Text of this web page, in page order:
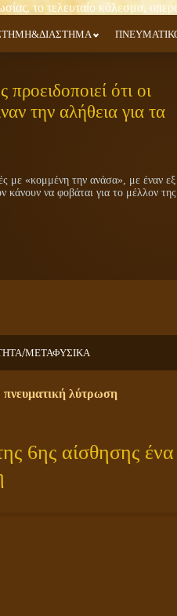
ότι οι
την αλήθεια για τα
με «κομμένη την ανάσα», με έναν εξ
κάνουν να φοβάται για το μέλλον της
/ΜΕΤΑΦΥΣΙΚΑ
πνευματική λύτρωση
6ης αίσθησης